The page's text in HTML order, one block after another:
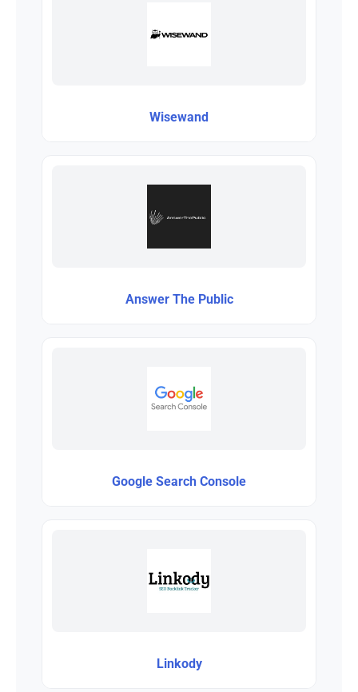
Wisewand
Answer The Public
Google Search Console
Linkody